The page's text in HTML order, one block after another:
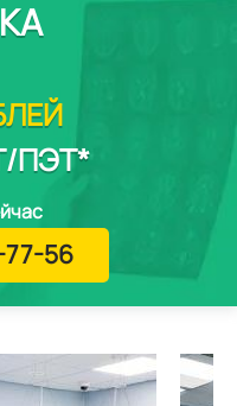
ПЭТ*
77-56